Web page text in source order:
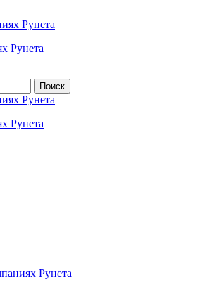
Рунета
Рунета
Рунета